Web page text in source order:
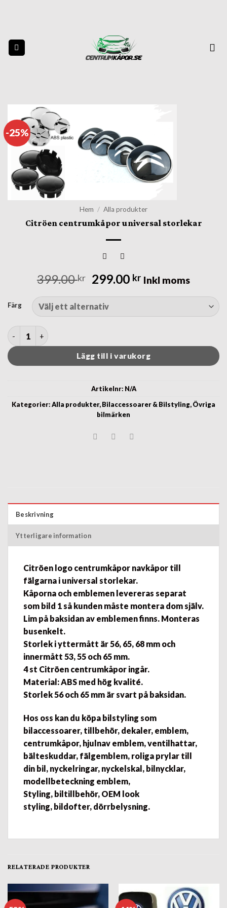
-25%
Hem / Alla produkter
Citröen centrumkåpor universal storlekar
399.00kr Det
priset
var:
299.00 krDet
är:
Inkl moms
Färg
Citröen centrumkåpor universal storlekar mängd
Lägg till i varukorg
Artikelnr: N/A
Kategorier:Alla produkter,Bilaccessoarer & Bilstyling,Övriga
bilmärken
Beskrivning
Ytterligare information
Citröen logo centrumkåpor navkåpor till
fälgarna i universal storlekar.
Kåporna och emblemen levereras separat
som bild 1 så kunden måste montera dom själv.
Lim på baksidan av emblemen finns. Monteras
busenkelt.
Storlek i yttermått är​56, 65, 68 mm och
innermått 53, 55 och 65 mm.
4 st Citröen centrumkåpor ingår.
Material: ABS med hög kvalité.
Storlek 56 och 65 mm är svart på baksidan.
Hos oss kan du köpa bilstyling som
bilaccessoarer, tillbehör, dekaler, emblem,
centrumkåpor, hjulnav emblem, ventilhattar,
bälteskuddar, fälgemblem, roliga prylar till
din bil, nyckelringar, nyckelskal, bilnycklar,
modellbeteckning emblem,
Styling, biltillbehör, OEM look
styling, bildofter, dörrbelysning.
RELATERADE PRODUKTER